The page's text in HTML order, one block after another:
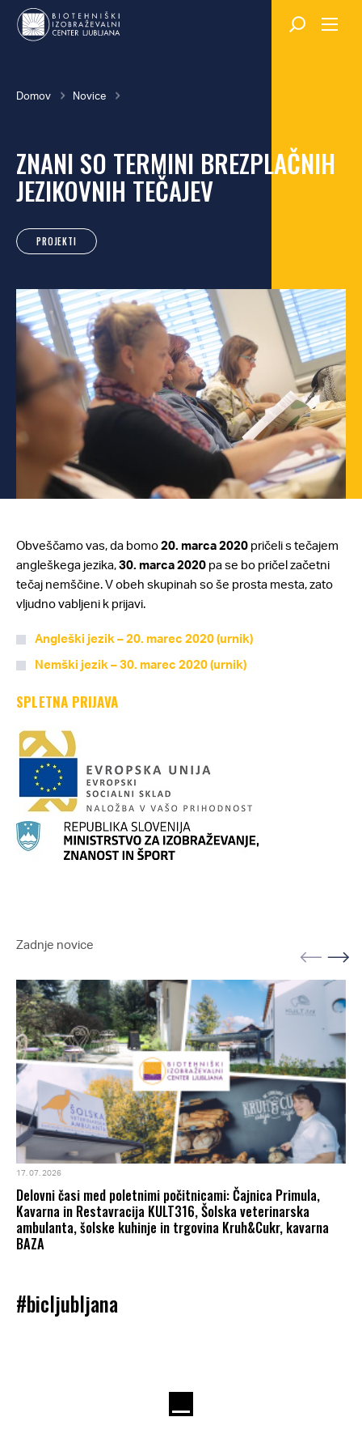
Skok
na
Breadcrumb
Domov Novice
ZNANI SO TERMINI BREZPLAČNIH
JEZIKOVNIH TEČAJEV
PROJEKTI
Obveščamo vas, da bomo20. marca 2020 pričeli s tečajem
angleškega jezika,30. marca 2020 pa se bo pričel začetni
tečaj nemščine. V obeh skupinah so še prosta mesta, zato
vljudno vabljeni k prijavi.
Angleški jezik – 20. marec 2020 (urnik)
Nemški jezik – 30. marec 2020 (urnik)
SPLETNA PRIJAVA
Zadnje novice
17. 07. 2026
Delovni časi med poletnimi počitnicami: Čajnica Primula,
Kavarna in Restavracija KULT316, Šolska veterinarska
ambulanta, šolske kuhinje in trgovina Kruh&Cukr, kavarna
BAZA
#bicljubljana